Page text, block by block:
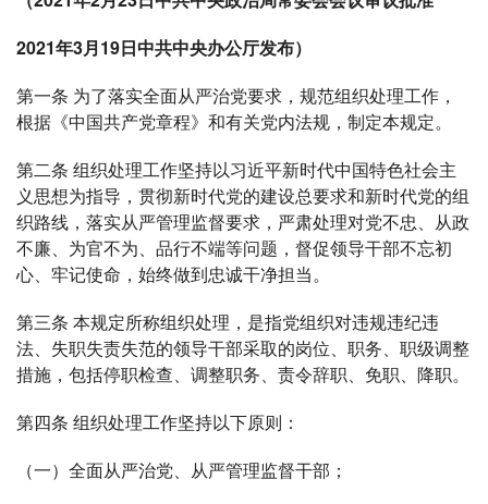
2021年3月19日中共中央办公厅发布）
第一条 为了落实全面从严治党要求，规范组织处理工作，
根据《中国共产党章程》和有关党内法规，制定本规定。
第二条 组织处理工作坚持以习近平新时代中国特色社会主
义思想为指导，贯彻新时代党的建设总要求和新时代党的组
织路线，落实从严管理监督要求，严肃处理对党不忠、从政
不廉、为官不为、品行不端等问题，督促领导干部不忘初
心、牢记使命，始终做到忠诚干净担当。
第三条 本规定所称组织处理，是指党组织对违规违纪违
法、失职失责失范的领导干部采取的岗位、职务、职级调整
措施，包括停职检查、调整职务、责令辞职、免职、降职。
第四条 组织处理工作坚持以下原则：
（一）全面从严治党、从严管理监督干部；